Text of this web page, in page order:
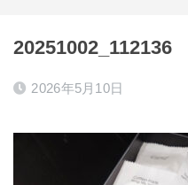
20251002_112136
2026年5月10日